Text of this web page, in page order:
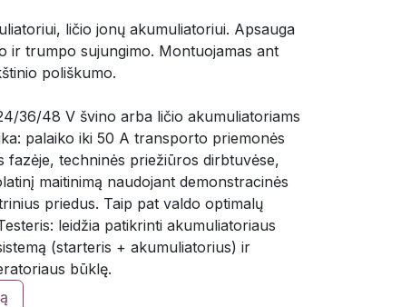
ličio jonų akumuliatoriui. Apsauga
ir trumpo sujungimo. Montuojamas ant
poliškumo.
36/48 V švino arba ličio akumuliatoriams
palaiko iki 50 A transporto priemonės
fazėje, techninės priežiūros dirbtuvėse,
maitinimą naudojant demonstracinės
priedus. Taip pat valdo optimalų
leidžia patikrinti akumuliatoriaus
(starteris + akumuliatorius) ir
būklę.